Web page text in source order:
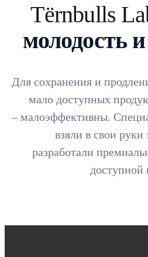
Tёrnbulls
молодость
Для сохранения и
мало доступных
– малоэффективны.
взяли в свои руки
разработали
доступной